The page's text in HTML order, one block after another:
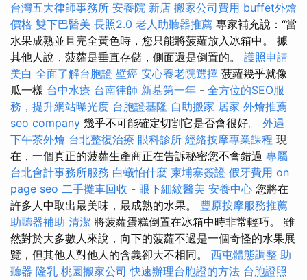
台灣五大律師事務所 安養院 新店 搬家公司費用 buffet外燴
價格 雙下巴醫美 長照2.0 老人助聽器推薦 專家補充說：“當
水果成熟並且完全黃色時，您只能將菠蘿放入冰箱中。 據
其他人說，菠蘿是垂直存儲，側面還是倒置的。 護照申請
美白 全面了解台胞證 壁癌 安心養老院選擇 菠蘿幾乎就像
瓜一樣 台中水療 台南律師 新墓第一年 - 全方位的SEO服
務，提升網站曝光度 台胞證基隆 自助搬家 居家 外燴推薦
seo company 幾乎不可能確定切割它是否會很好。 外遇
下午茶外燴 台北整復治療 眼科診所 經絡按摩專業課程 現
在，一個真正的菠蘿生產商正在告訴秘密您不會錯過 專屬
台北會計事務所服務 白蟻怕什麼 柬埔寨簽證 假牙費用 on
page seo 二手攤車回收 - 眼下細紋醫美 安養中心 您將在
許多人中取出最美味，最成熟的水果。 豐原按摩服務推薦
助聽器補助 清潔 將菠蘿蛋糕倒置在冰箱中時非常輕巧。 雖
然對於大多數人來說，向下的菠蘿不過是一個奇怪的水果展
覽，但其他人對他人的含義卻大不相同。 西屯體態調整 助
聽器 隆乳 桃園搬家公司 快速辦理台胞證的方法 台胞證照